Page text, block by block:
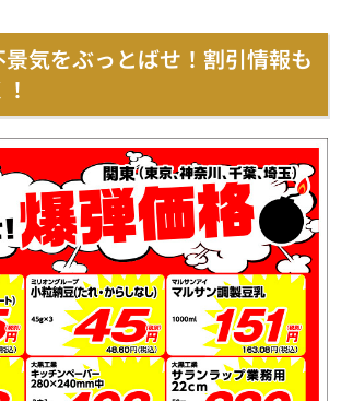
気をぶっとばせ！割引情報も